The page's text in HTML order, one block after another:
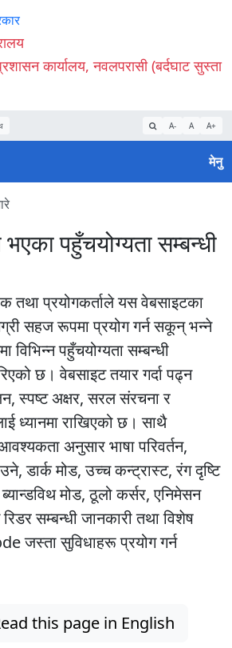
कार्यालय, नवलपरासी (बर्दघाट सुस्ता
A- A A+
मेनु
पहुँचयोग्यता सम्बन्धी
तथा प्रयोगकर्ताले यस वेबसाइटका
सहज रूपमा प्रयोग गर्न सकून् भन्ने
विभिन्न पहुँचयोग्यता सम्बन्धी
छ। वेबसाइट तयार गर्दा पढ्न
स्पष्ट अक्षर, सरल संरचना र
ध्यानमा राखिएको छ। साथै
अनुसार भाषा परिवर्तन,
डार्क मोड, उच्च कन्ट्रास्ट, रंग दृष्टि
मोड, ठूलो कर्सर, एनिमेसन
सम्बन्धी जानकारी तथा विशेष
जस्ता सुविधाहरू प्रयोग गर्न
this page in English